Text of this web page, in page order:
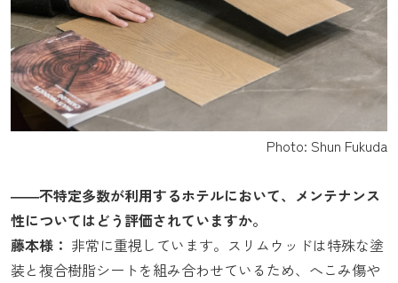
Photo: Shun Fukuda
――不特定多数が利用するホテルにおいて、メンテナンス
性についてはどう評価されていますか。
藤本様： 非常に重視しています。スリムウッドは特殊な塗
装と複合樹脂シートを組み合わせているため、へこみ傷や